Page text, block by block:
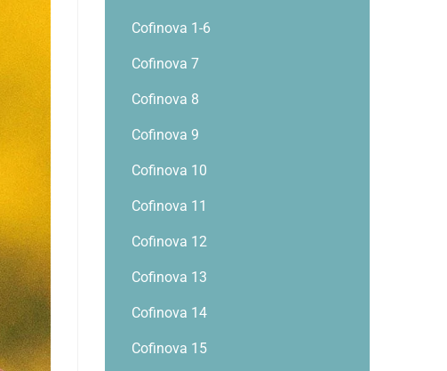
Cofinova 1-6
Cofinova 7
Cofinova 8
Cofinova 9
Cofinova 10
Cofinova 11
Cofinova 12
Cofinova 13
Cofinova 14
Cofinova 15